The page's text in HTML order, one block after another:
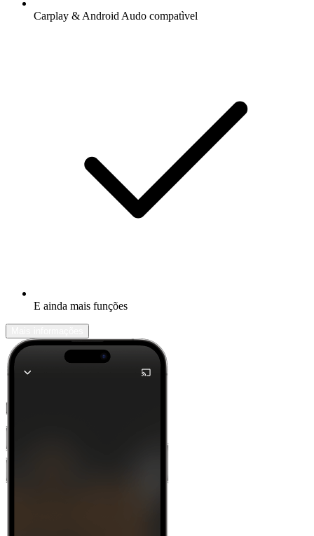
Carplay & Android Audo compatìvel
E ainda mais funções